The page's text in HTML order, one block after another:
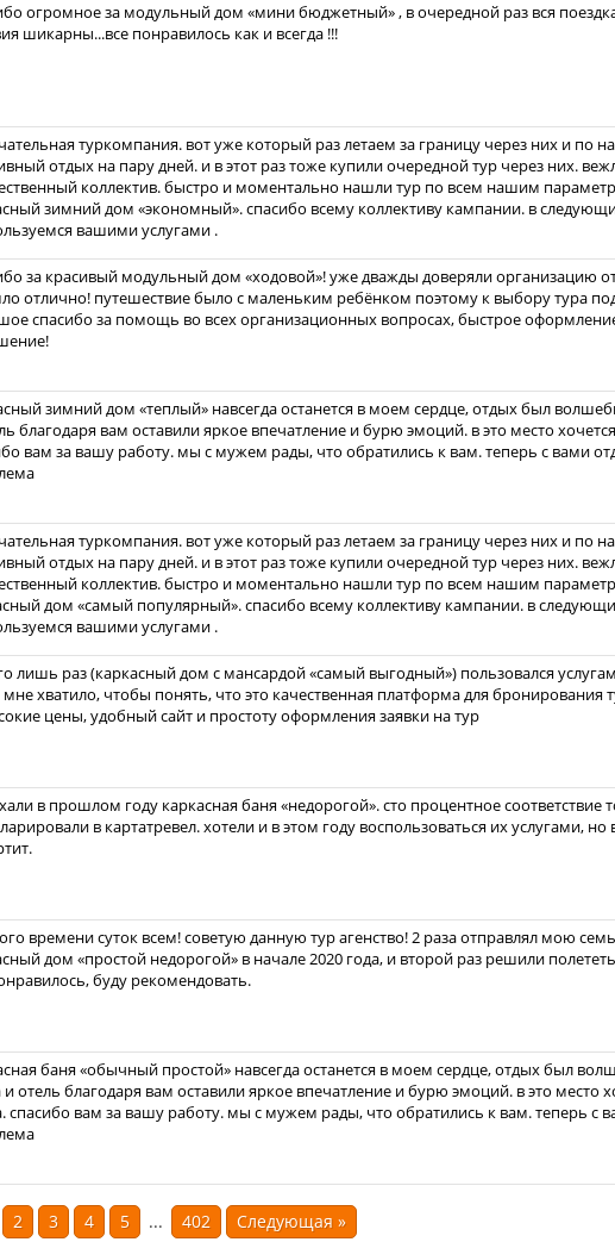
огромное за модульный дом «мини бюджетный» , в очередной раз вся
шикарны...все понравилось как и всегда !!!
туркомпания. вот уже который раз летаем за границу через них и по
отдых на пару дней. и в этот раз тоже купили очередной тур через них.
коллектив. быстро и моментально нашли тур по всем нашим
зимний дом «экономный». спасибо всему коллективу кампании. в
вашими услугами .
за красивый модульный дом «ходовой»! уже дважды доверяли организацию
отлично! путешествие было с маленьким ребёнком поэтому к выбору тура
спасибо за помощь во всех организационных вопросах, быстрое
зимний дом «теплый» навсегда останется в моем сердце, отдых был
благодаря вам оставили яркое впечатление и бурю эмоций. в это место
вам за вашу работу. мы с мужем рады, что обратились к вам. теперь с вами
туркомпания. вот уже который раз летаем за границу через них и по
отдых на пару дней. и в этот раз тоже купили очередной тур через них.
коллектив. быстро и моментально нашли тур по всем нашим
дом «самый популярный». спасибо всему коллективу кампании. в
вашими услугами .
лишь раз (каркасный дом с мансардой «самый выгодный») пользовался
мне хватило, чтобы понять, что это качественная платформа для бронирования
цены, удобный сайт и простоту оформления заявки на тур
в прошлом году каркасная баня «недорогой». сто процентное соответствие
в картатревел. хотели и в этом году воспользоваться их услугами,
времени суток всем! советую данную тур агенство! 2 раза отправлял мою
дом «простой недорогой» в начале 2020 года, и второй раз решили
буду рекомендовать.
баня «обычный простой» навсегда останется в моем сердце, отдых был
и отель благодаря вам оставили яркое впечатление и бурю эмоций. в это место
спасибо вам за вашу работу. мы с мужем рады, что обратились к вам. теперь с
2 3 4 5 ... 402 Следующая »